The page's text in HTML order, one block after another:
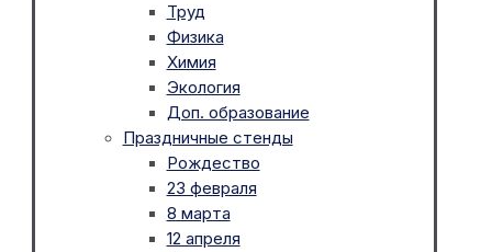
Труд
Физика
Химия
Экология
Доп. образование
Праздничные стенды
Рождество
23 февраля
8 марта
12 апреля